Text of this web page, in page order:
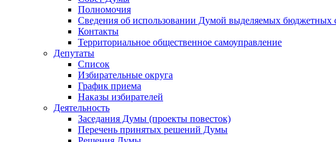
Полномочия
Сведения об использовании Думой выделяемых бюджетных
Контакты
Территориальное общественное самоуправление
Депутаты
Список
Избирательные округа
График приема
Наказы избирателей
Деятельность
Заседания Думы (проекты повесток)
Перечень принятых решений Думы